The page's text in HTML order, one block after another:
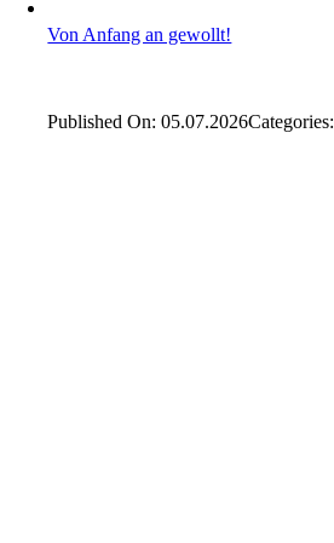
Von Anfang an gewollt!
Published On: 05.07.2026Categories: